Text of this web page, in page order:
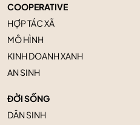
COOPERATIVE
HỢP TÁC XÃ
MÔ HÌNH
KINH DOANH XANH
AN SINH
ĐỜI SỐNG
DÂN SINH